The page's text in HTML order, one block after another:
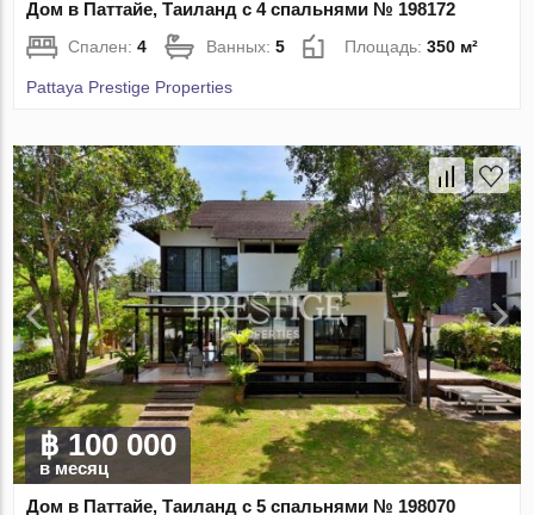
Дом в Паттайе, Таиланд с 4 спальнями № 198172
Спален:4 Ванных:5 Площадь:350 м²
Pattaya Prestige Properties
฿ 100 000
в месяц
Дом в Паттайе, Таиланд с 5 спальнями № 198070